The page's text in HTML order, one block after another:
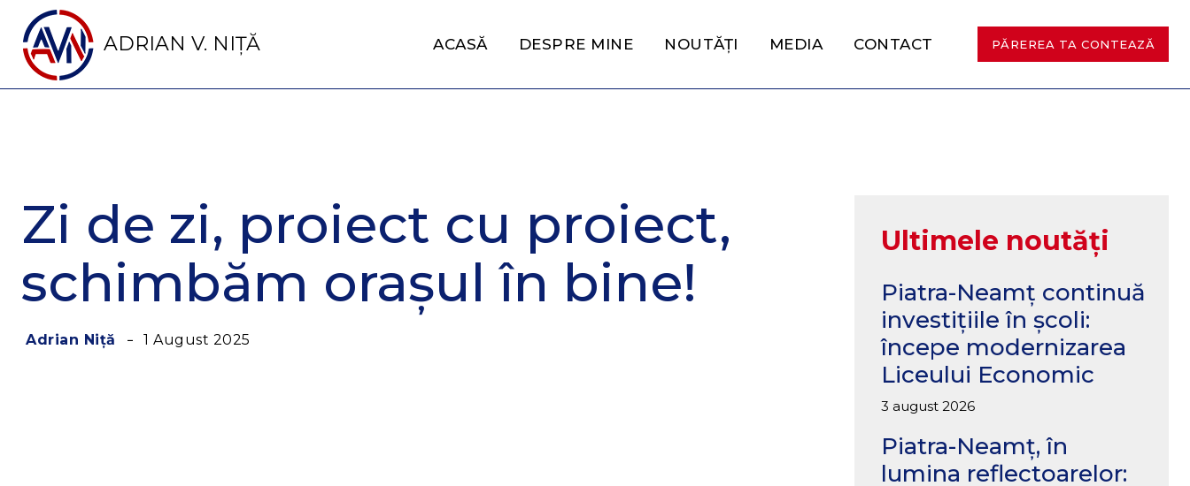
ADRIAN V. NIȚĂ ACASĂ DESPRE MINE NOUTĂȚI MEDIA CONTACT PĂREREA TA CONTEAZĂ
Zi de zi, proiect cu proiect,
schimbăm orașul în bine!
Adrian Niță 1 August 2025
Ultimele noutăți
Piatra-Neamț continuă
investițiile în școli:
începe modernizarea
Liceului Economic
3 august 2026
Piatra-Neamț, în
lumina reflectoarelor: